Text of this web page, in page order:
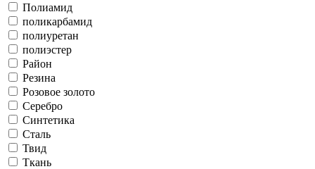
Полиамид
поликарбамид
полиуретан
полиэстер
Район
Резина
Розовое золото
Серебро
Синтетика
Сталь
Твид
Ткань